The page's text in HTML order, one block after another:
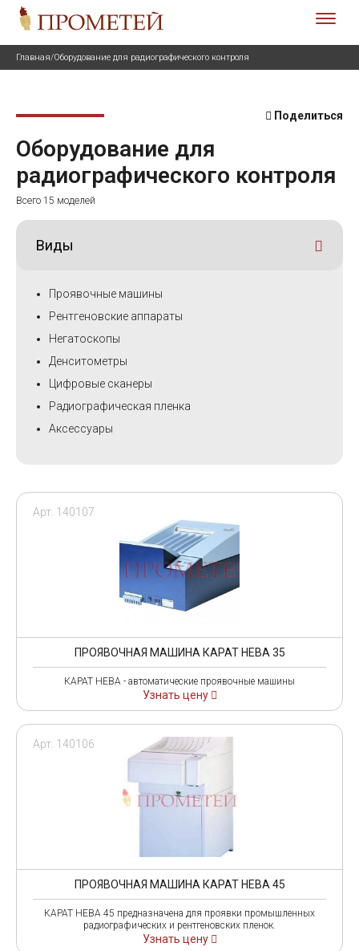
Главная/Оборудование для радиографического контроля
Поделиться
Оборудование для
радиографического контроля
Всего 15 моделей
Виды
Проявочные машины
Рентгеновские аппараты
Негатоскопы
Денситометры
Цифровые сканеры
Радиографическая пленка
Аксессуары
Арт. 140107
ПРОЯВОЧНАЯ МАШИНА КАРАТ НЕВА 35
КАРАТ НЕВА - автоматические проявочные машины
Узнать цену
Арт. 140106
ПРОЯВОЧНАЯ МАШИНА КАРАТ НЕВА 45
КАРАТ НЕВА 45 предназначена для проявки промышленных
радиографических и рентгеновских пленок.
Узнать цену